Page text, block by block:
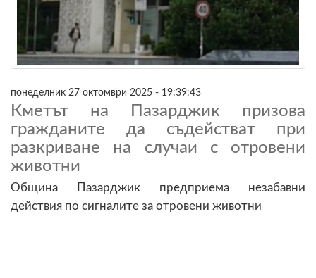
понеделник 27 октомври 2025 - 19:39:43
Кметът на Пазарджик призова
гражданите да съдействат при
разкриване на случаи с отровени
животни
Община Пазарджик предприема незабавни
действия по сигналите за отровени животни